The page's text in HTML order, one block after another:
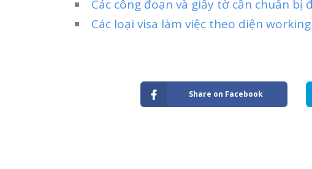
Các công đoạn và giấy tờ cần chuẩn
Các loại visa làm việc theo diện
Share on Facebook